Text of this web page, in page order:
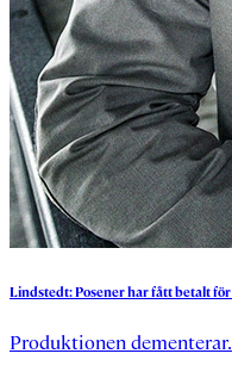
Lindstedt:Posenerharfåttbetaltför
Produktionen dementerar.